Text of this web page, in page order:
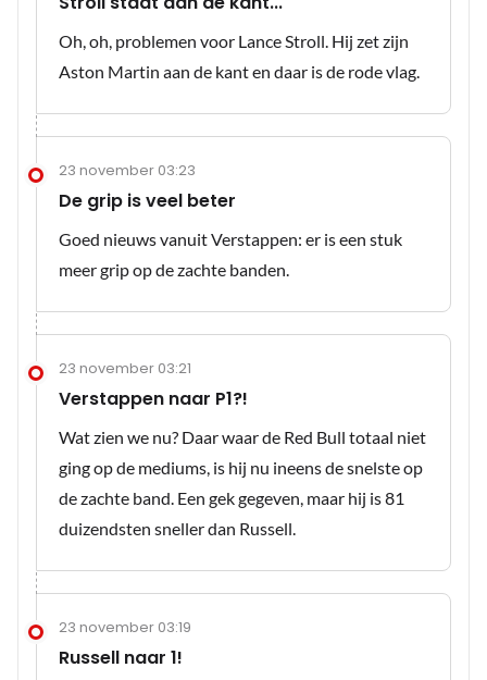
Oh, oh, problemen voor Lance Stroll. Hij zet zijn
Aston Martin aan de kant en daar is de rode vlag.
23 november 03:23
De grip is veel beter
Goed nieuws vanuit Verstappen: er is een stuk
meer grip op de zachte banden.
23 november 03:21
Verstappen naar P1?!
Wat zien we nu? Daar waar de Red Bull totaal niet
ging op de mediums, is hij nu ineens de snelste op
de zachte band. Een gek gegeven, maar hij is 81
duizendsten sneller dan Russell.
23 november 03:19
Russell naar 1!